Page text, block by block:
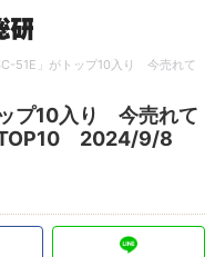
51E」がトップ10入り 今売れて
プ10入り 今売れて
TOP10 2024/9/8